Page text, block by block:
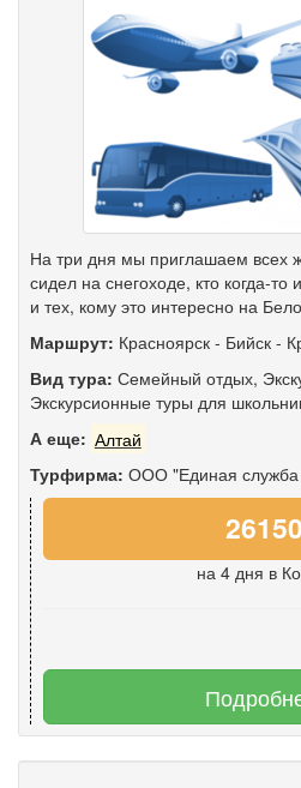
На три дня мы приглашаем всех
сидел на снегоходе, кто когда-то
и тех, кому это интересно на
Маршрут: Красноярск - Бийск -
Вид тура: Семейный отдых,
Экскурсионные туры для
А еще: Алтай
Турфирма: ООО "Единая служба
на 4 дня в